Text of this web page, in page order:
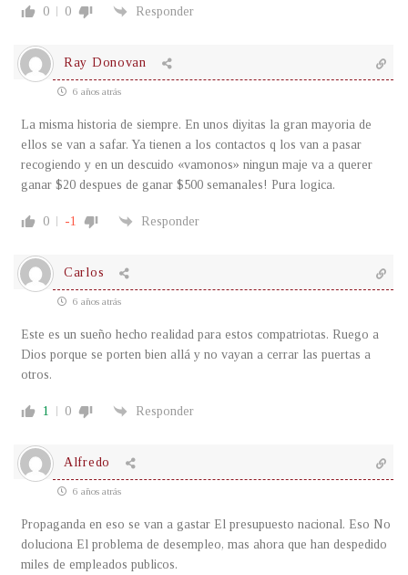
0 0 Responder
Ray Donovan
6 años atrás
La misma historia de siempre. En unos diyitas la gran mayoria de
ellos se van a safar. Ya tienen a los contactos q los van a pasar
recogiendo y en un descuido «vamonos» ningun maje va a querer
ganar $20 despues de ganar $500 semanales! Pura logica.
0 -1 Responder
Carlos
6 años atrás
Este es un sueño hecho realidad para estos compatriotas. Ruego a
Dios porque se porten bien allá y no vayan a cerrar las puertas a
otros.
1 0 Responder
Alfredo
6 años atrás
Propaganda en eso se van a gastar El presupuesto nacional. Eso No
doluciona El problema de desempleo, mas ahora que han despedido
miles de empleados publicos.